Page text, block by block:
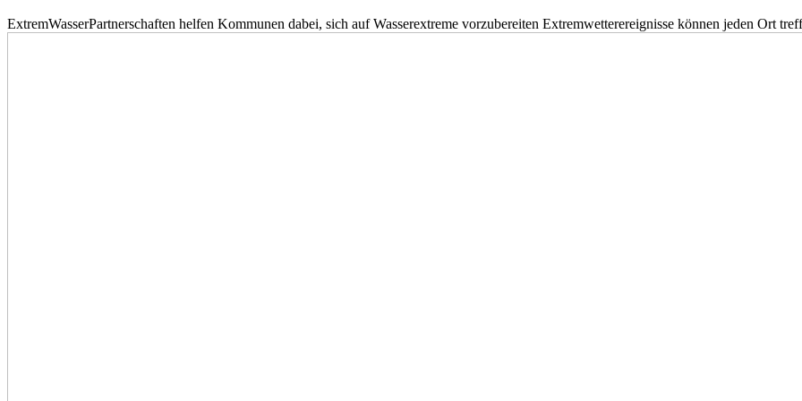
ExtremWasserPartnerschaften helfen Kommunen dabei, sich auf Wasserextreme vorzubereiten Extremwetterereignisse können jeden Ort